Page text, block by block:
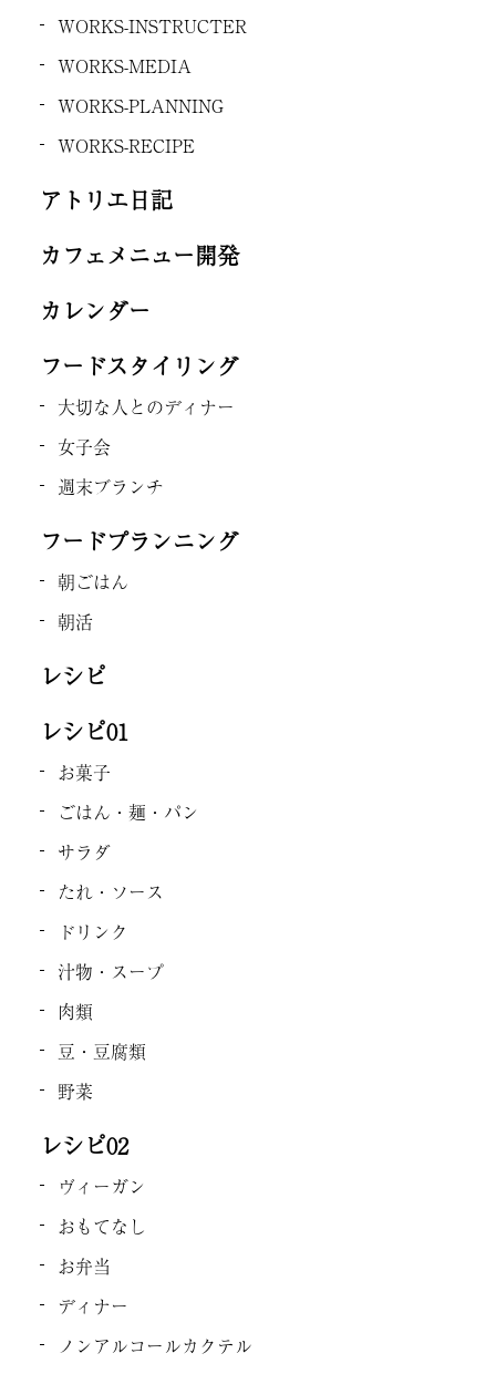
WORKS-INSTRUCTER
WORKS-MEDIA
WORKS-PLANNING
WORKS-RECIPE
アトリエ日記
カフェメニュー開発
カレンダー
フードスタイリング
大切な人とのディナー
女子会
週末ブランチ
フードプランニング
朝ごはん
朝活
レシピ
レシピ01
お菓子
ごはん・麺・パン
サラダ
たれ・ソース
ドリンク
汁物・スープ
肉類
豆・豆腐類
野菜
レシピ02
ヴィーガン
おもてなし
お弁当
ディナー
ノンアルコールカクテル